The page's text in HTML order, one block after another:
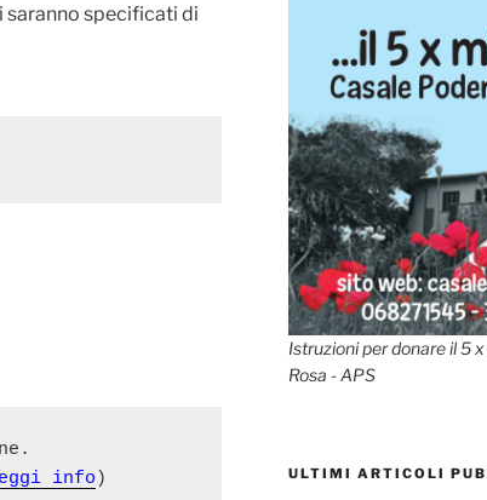
saranno specificati di
info )
Istruzioni per donare il 5
Rosa - APS
ULTIMI ARTICOLI